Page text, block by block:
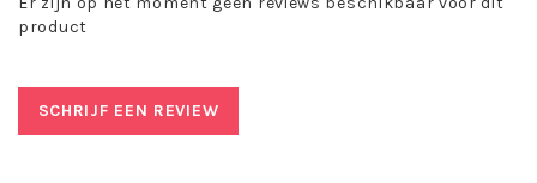
rijpere huid
Verzachtende olie + natuurlijke bestanddelen
product
SCHRIJF EEN REVIEW